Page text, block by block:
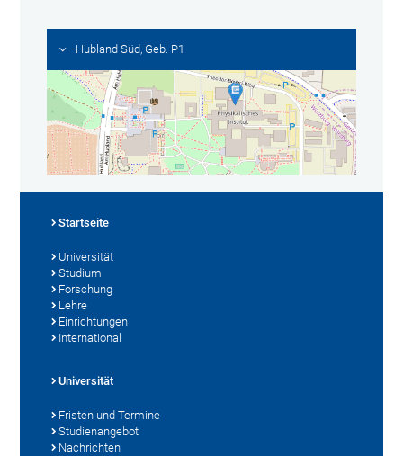
Hubland Süd, Geb. P1
Startseite
Universität
Studium
Forschung
Lehre
Einrichtungen
International
Universität
Fristen und Termine
Studienangebot
Nachrichten